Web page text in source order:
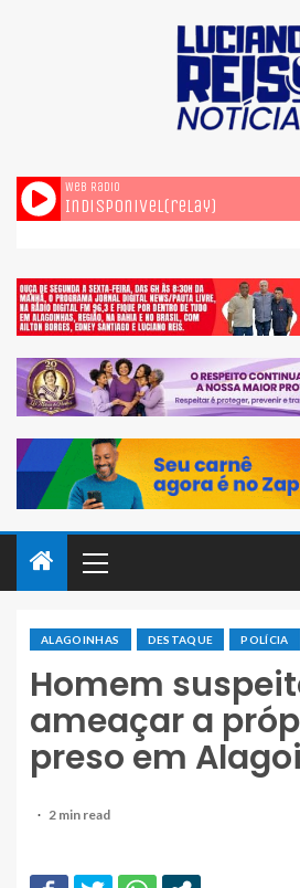
ALAGOINHAS DESTAQUE POLÍCIA
Homem
ameaçar a
preso em
2 min read
2ª Coordenadoria Regional de